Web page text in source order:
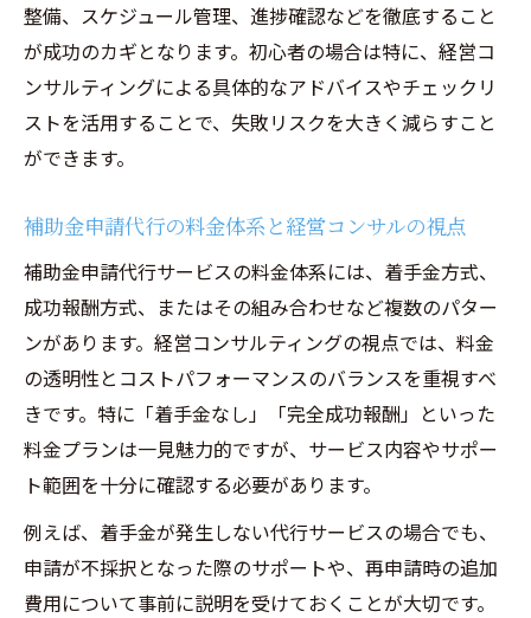
整備、スケジュール管理、進捗確認などを徹底すること
が成功のカギとなります。初心者の場合は特に、経営コ
ンサルティングによる具体的なアドバイスやチェックリ
ストを活用することで、失敗リスクを大きく減らすこと
ができます。
補助金申請代行の料金体系と経営コンサルの視点
補助金申請代行サービスの料金体系には、着手金方式、
成功報酬方式、またはその組み合わせなど複数のパター
ンがあります。経営コンサルティングの視点では、料金
の透明性とコストパフォーマンスのバランスを重視すべ
きです。特に「着手金なし」「完全成功報酬」といった
料金プランは一見魅力的ですが、サービス内容やサポー
ト範囲を十分に確認する必要があります。
例えば、着手金が発生しない代行サービスの場合でも、
申請が不採択となった際のサポートや、再申請時の追加
費用について事前に説明を受けておくことが大切です。